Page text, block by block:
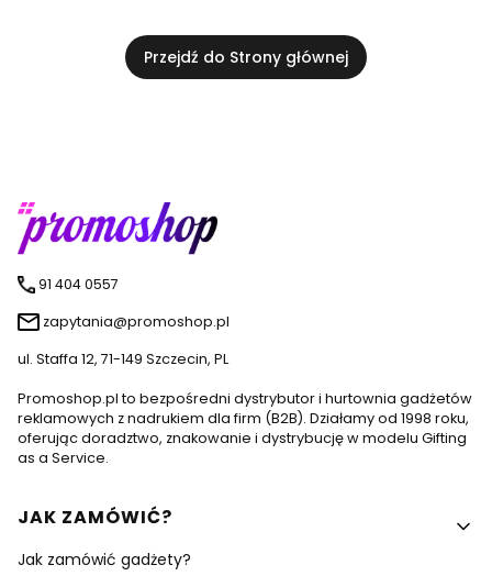
Przejdź do Strony głównej
91 404 0557
zapytania@promoshop.pl
ul. Staffa 12, 71-149 Szczecin, PL
Promoshop.pl to bezpośredni dystrybutor i hurtownia gadżetów
reklamowych z nadrukiem dla firm (B2B). Działamy od 1998 roku,
oferując doradztwo, znakowanie i dystrybucję w modelu Gifting
as a Service.
Linki w stopce
JAK ZAMÓWIĆ?
Jak zamówić gadżety?